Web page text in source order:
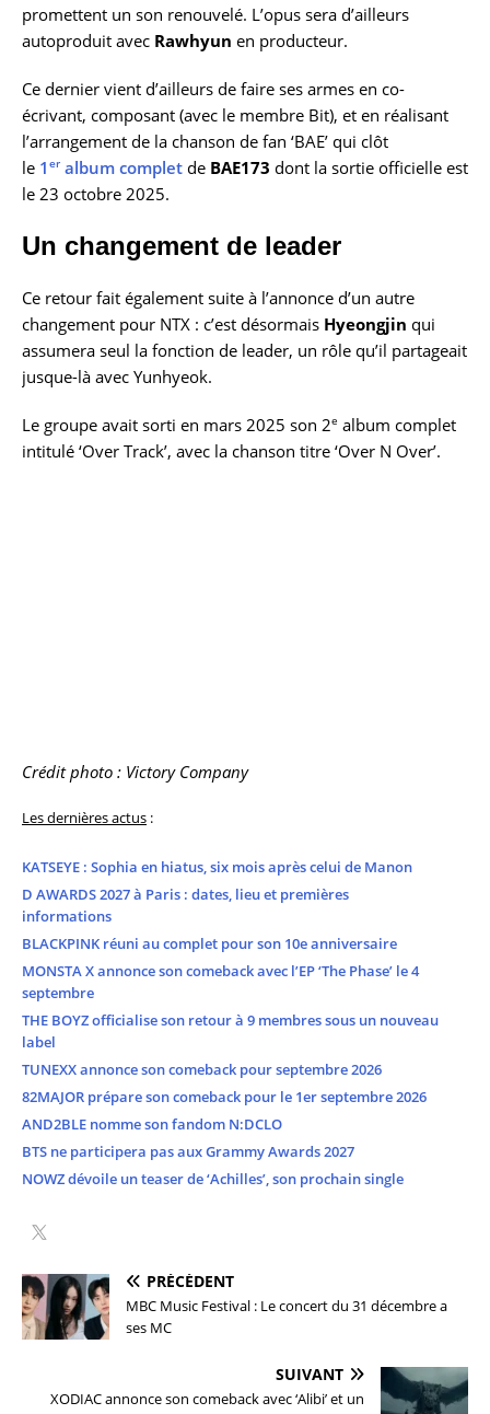
promettent un son renouvelé. L’opus sera d’ailleurs
autoproduit avec Rawhyun en producteur.
Ce dernier vient d’ailleurs de faire ses armes en co-
écrivant, composant (avec le membre Bit), et en réalisant
l’arrangement de la chanson de fan ‘BAE’ qui clôt
le 1 er album complet de BAE173 dont la sortie officielle est
le 23 octobre 2025.
Un changement de leader
Ce retour fait également suite à l’annonce d’un autre
changement pour NTX : c’est désormais Hyeongjin qui
assumera seul la fonction de leader, un rôle qu’il partageait
jusque-là avec Yunhyeok.
Le groupe avait sorti en mars 2025 son 2e album complet
intitulé ‘Over Track’, avec la chanson titre ‘Over N Over’.
Crédit photo : Victory Company
Les dernières actus :
KATSEYE : Sophia en hiatus, six mois après celui de Manon
D AWARDS 2027 à Paris : dates, lieu et premières
informations
BLACKPINK réuni au complet pour son 10e anniversaire
MONSTA X annonce son comeback avec l’EP ‘The Phase’ le 4
septembre
THE BOYZ officialise son retour à 9 membres sous un nouveau
label
TUNEXX annonce son comeback pour septembre 2026
82MAJOR prépare son comeback pour le 1er septembre 2026
AND2BLE nomme son fandom N:DCLO
BTS ne participera pas aux Grammy Awards 2027
NOWZ dévoile un teaser de ‘Achilles’, son prochain single
PRÉCÉDENT
MBC Music Festival : Le concert du 31 décembre a
ses MC
SUIVANT
XODIAC annonce son comeback avec ‘Alibi’ et un